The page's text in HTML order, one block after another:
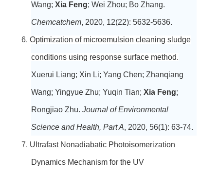
Wang; Xia Feng; Wei Zhou; Bo Zhang.
Chemcatchem, 2020, 12(22): 5632-5636.
6. Optimization of microemulsion cleaning sludge
conditions using response surface method.
Xuerui Liang; Xin Li; Yang Chen; Zhanqiang
Wang; Yingyue Zhu; Yuqin Tian; Xia Feng;
Rongjiao Zhu. Journal of Environmental
Science and Health, Part A, 2020, 56(1): 63-74.
7. Ultrafast Nonadiabatic Photoisomerization
Dynamics Mechanism for the UV